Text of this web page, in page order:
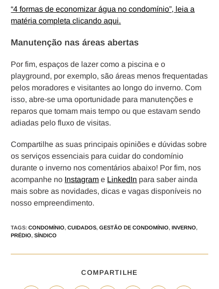
“4 formas de economizar água no condomínio”, leia a
matéria completa clicando aqui.
Manutenção nas áreas abertas
Por fim, espaços de lazer como a piscina e o
playground, por exemplo, são áreas menos frequentadas
pelos moradores e visitantes ao longo do inverno. Com
isso, abre-se uma oportunidade para manutenções e
reparos que tomam mais tempo ou que estavam sendo
adiadas pelo fluxo de visitas.
Compartilhe as suas principais opiniões e dúvidas sobre
os serviços essenciais para cuidar do condomínio
durante o inverno nos comentários abaixo! Por fim, nos
acompanhe no Instagram e LinkedIn para saber ainda
mais sobre as novidades, dicas e vagas disponíveis no
nosso empreendimento.
TAGS:CONDOMÍNIO, CUIDADOS, GESTÃO DE CONDOMÍNIO, INVERNO,
PRÉDIO, SÍNDICO
COMPARTILHE